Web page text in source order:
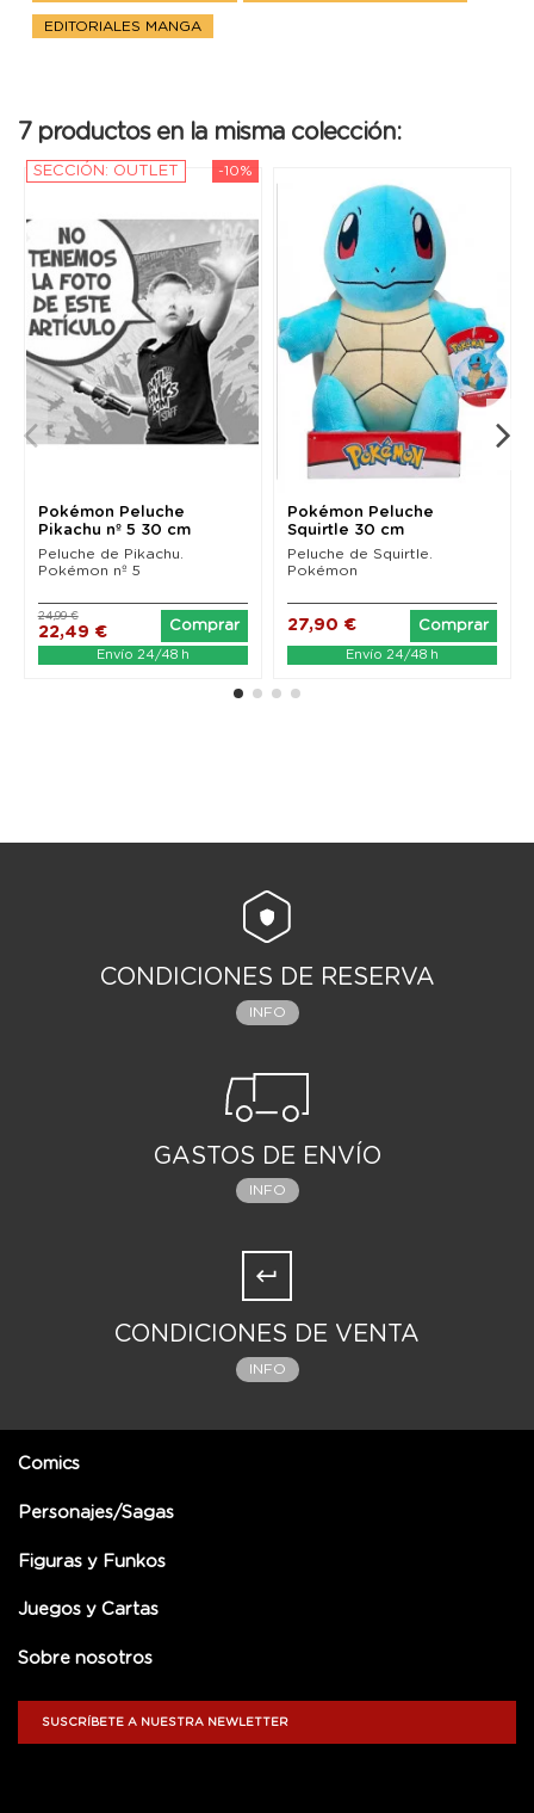
EDITORIALES MANGA
7 productos en la misma colección:
-10%
SECCIÓN: OUTLET
Pokémon Peluche
Pikachu nº 5 30 cm
Peluche de Pikachu.
Pokémon nº 5
22,49 €
24,99 €
Comprar
Envío 24/48 h
Pokémon Peluche
Squirtle 30 cm
Peluche de Squirtle.
Pokémon
27,90 € Comprar
Envío 24/48 h
CONDICIONES DE RESERVA
INFO
GASTOS DE ENVÍO
INFO
CONDICIONES DE VENTA
INFO
Comics
Personajes/Sagas
Figuras y Funkos
Juegos y Cartas
Sobre nosotros
SUSCRÍBETE A NUESTRA NEWLETTER